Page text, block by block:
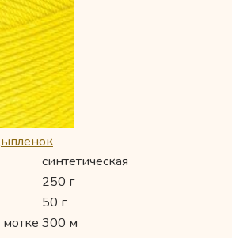
синтетическая
250 г
50 г
300 м